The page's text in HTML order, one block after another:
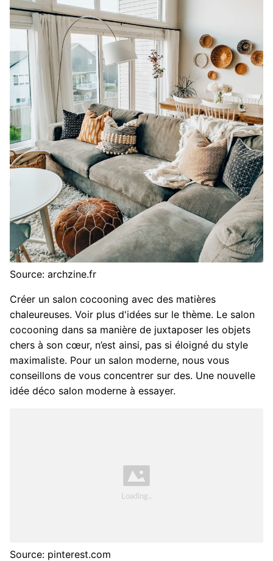
Source: archzine.fr
Créer un salon cocooning avec des matières
chaleureuses. Voir plus d'idées sur le thème. Le salon
cocooning dans sa manière de juxtaposer les objets
chers à son cœur, n’est ainsi, pas si éloigné du style
maximaliste. Pour un salon moderne, nous vous
conseillons de vous concentrer sur des. Une nouvelle
idée déco salon moderne à essayer.
Source: pinterest.com